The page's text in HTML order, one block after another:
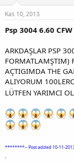
Kas 10, 2013
Psp 3004 6.60
ARKDAŞLAR PSP
FORMATLAMŞTIM)
AÇTIGIMDA THE
ALIYORUM
LÜTFEN YARIMCI
********-- Post added 10-11-
-